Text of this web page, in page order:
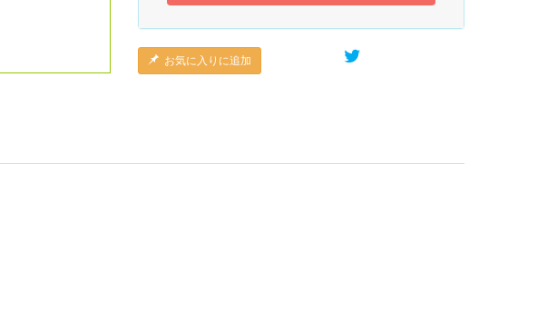
お気に入りに追加